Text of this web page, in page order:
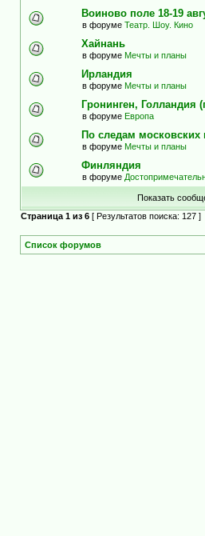
Воиново поле 18-19
в форуме Театр. Шоу. Кино
Хайнань
в форуме Мечты и планы
Ирландия
в форуме Мечты и планы
Гронинген, Голландия
в форуме Европа
По следам московских
в форуме Мечты и планы
Финляндия
в форуме
Показать
Страница 1 из 6 [ Результатов поиска: 127 ]
Список форумов